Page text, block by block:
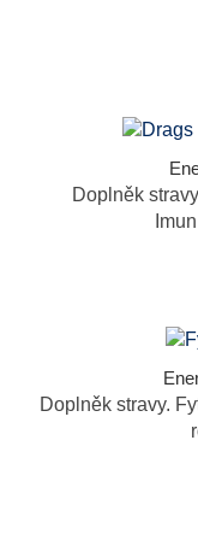
Doplněk
Doplněk stravy.